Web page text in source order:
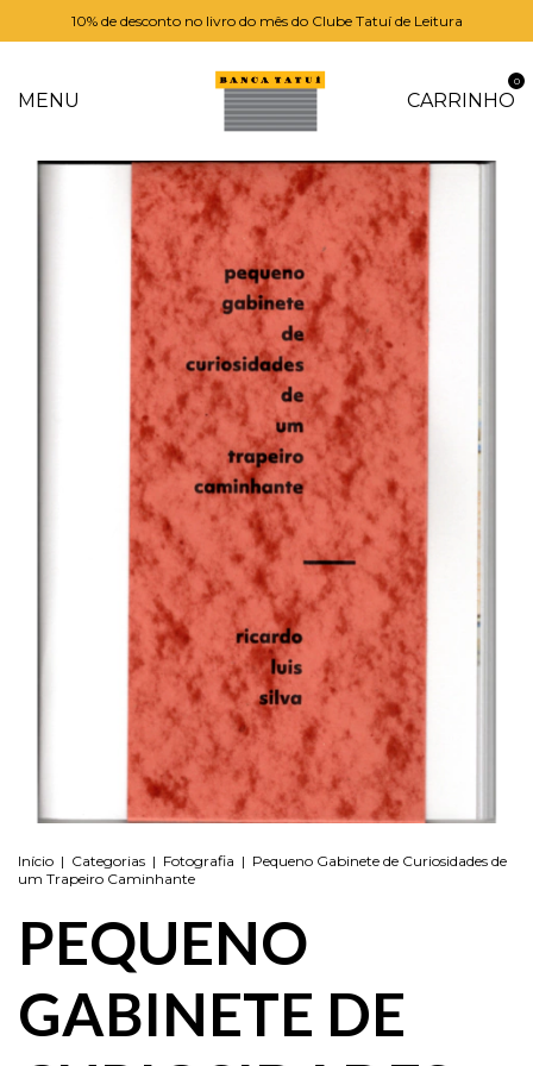
10% de desconto no livro do mês do Clube Tatuí de Leitura
MENU CARRINHO
0
Início | Categorias | Fotografia | Pequeno Gabinete de Curiosidades de
um Trapeiro Caminhante
PEQUENO
GABINETE DE